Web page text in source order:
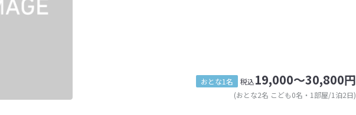
おとな1名 税込19,000～30,800円
(おとな2名 こども0名・1部屋/1泊2日)